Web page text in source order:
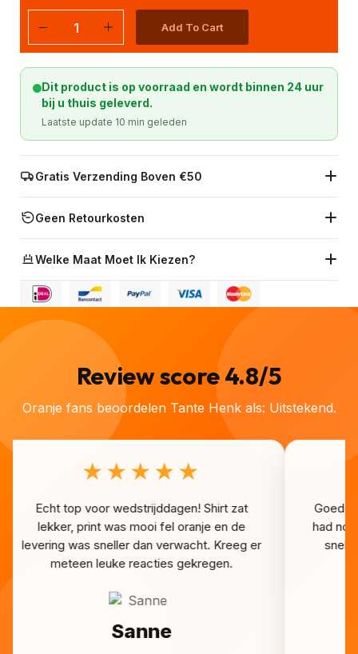
Add To Cart
Dit product is op voorraad en wordt binnen 24 uur
bij u thuis geleverd.
Laatste update 10 min geleden
Gratis Verzending Boven €50
Geen Retourkosten
Welke Maat Moet Ik Kiezen?
Review score 4.8/5
Oranje fans beoordelen Tante Henk als: Uitstekend.
★★★★★
Echt top voor wedstrijddagen! Shirt zat
lekker, print was mooi fel oranje en de
levering was sneller dan verwacht. Kreeg er
meteen leuke reacties gekregen.
Sanne
Goede
had
snel